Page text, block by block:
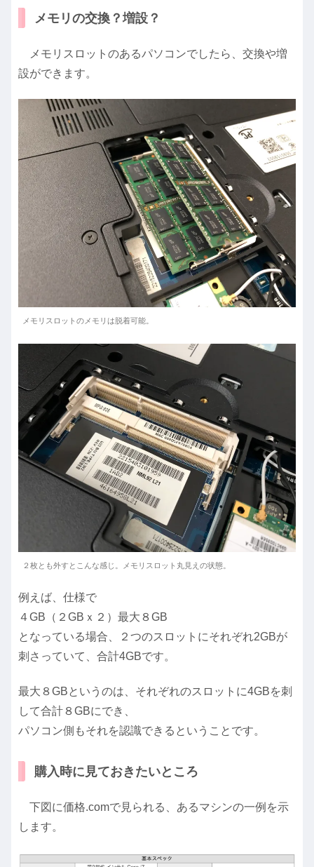
メモリの交換？増設？
メモリスロットのあるパソコンでしたら、交換や増
設ができます。
メモリスロットのメモリは脱着可能。
２枚とも外すとこんな感じ。メモリスロット丸見えの状態。
例えば、仕様で
４GB（２GBｘ２）最大８GB
となっている場合、２つのスロットにそれぞれ2GBが
刺さっていて、合計4GBです。
最大８GBというのは、それぞれのスロットに4GBを刺
して合計８GBにでき、
パソコン側もそれを認識できるということです。
購入時に見ておきたいところ
下図に価格.comで見られる、あるマシンの一例を示
します。